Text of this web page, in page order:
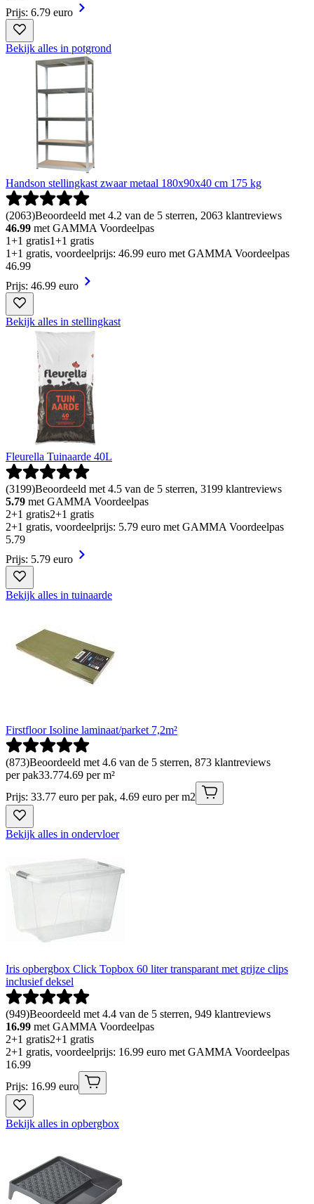
Prijs: 6.79 euro
Bekijk alles in potgrond
Handson stellingkast zwaar metaal 180x90x40 cm 175 kg
(2063)Beoordeeld met 4.2 van de 5 sterren, 2063 klantreviews
46.99 met GAMMA Voordeelpas
1+1 gratis1+1 gratis
1+1 gratis, voordeelprijs: 46.99 euro met GAMMA Voordeelpas
46.99
Prijs: 46.99 euro
Bekijk alles in stellingkast
Fleurella Tuinaarde 40L
(3199)Beoordeeld met 4.5 van de 5 sterren, 3199 klantreviews
5.79 met GAMMA Voordeelpas
2+1 gratis2+1 gratis
2+1 gratis, voordeelprijs: 5.79 euro met GAMMA Voordeelpas
5.79
Prijs: 5.79 euro
Bekijk alles in tuinaarde
Firstfloor Isoline laminaat/parket 7,2m²
(873)Beoordeeld met 4.6 van de 5 sterren, 873 klantreviews
per pak33.774.69 per m²
Prijs: 33.77 euro per pak, 4.69 euro per m2
Bekijk alles in ondervloer
Iris opbergbox Click Topbox 60 liter transparant met grijze clips
inclusief deksel
(949)Beoordeeld met 4.4 van de 5 sterren, 949 klantreviews
16.99 met GAMMA Voordeelpas
2+1 gratis2+1 gratis
2+1 gratis, voordeelprijs: 16.99 euro met GAMMA Voordeelpas
16.99
Prijs: 16.99 euro
Bekijk alles in opbergbox